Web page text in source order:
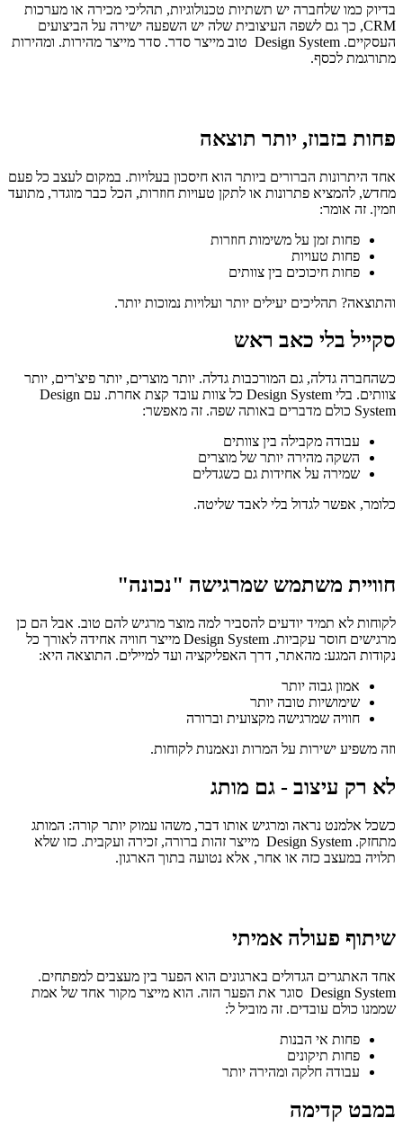
בדיוק כמו שלחברה יש תשתיות טכנולוגיות, תהליכי מכירה או מערכות
CRM, כך גם לשפה העיצובית שלה יש השפעה ישירה על הביצועים
העסקיים. Design System טוב מייצר סדר. סדר מייצר מהירות. ומהירות
מתורגמת לכסף.
פחות בזבוז, יותר תוצאה
אחד היתרונות הברורים ביותר הוא חיסכון בעלויות. במקום לעצב כל פעם
מחדש, להמציא פתרונות או לתקן טעויות חוזרות, הכל כבר מוגדר, מתועד
וזמין. זה אומר:
פחות זמן על משימות חוזרות
פחות טעויות
פחות חיכוכים בין צוותים
והתוצאה? תהליכים יעילים יותר ועלויות נמוכות יותר.
סקייל בלי כאב ראש
כשהחברה גדלה, גם המורכבות גדלה. יותר מוצרים, יותר פיצ'רים, יותר
צוותים. בלי Design System כל צוות עובד קצת אחרת. עם Design
System כולם מדברים באותה שפה. זה מאפשר:
עבודה מקבילה בין צוותים
השקה מהירה יותר של מוצרים
שמירה על אחידות גם כשגדלים
כלומר, אפשר לגדול בלי לאבד שליטה.
חוויית משתמש שמרגישה "נכונה"
לקוחות לא תמיד יודעים להסביר למה מוצר מרגיש להם טוב. אבל הם כן
מרגישים חוסר עקביות. Design System מייצר חוויה אחידה לאורך כל
נקודות המגע: מהאתר, דרך האפליקציה ועד למיילים. התוצאה היא:
אמון גבוה יותר
שימושיות טובה יותר
חוויה שמרגישה מקצועית וברורה
וזה משפיע ישירות על המרות ונאמנות לקוחות.
לא רק עיצוב - גם מותג
כשכל אלמנט נראה ומרגיש אותו דבר, משהו עמוק יותר קורה: המותג
מתחזק. Design System מייצר זהות ברורה, זכירה ועקבית. כזו שלא
תלויה במעצב כזה או אחר, אלא נטועה בתוך הארגון.
שיתוף פעולה אמיתי
אחד האתגרים הגדולים בארגונים הוא הפער בין מעצבים למפתחים.
Design System סוגר את הפער הזה. הוא מייצר מקור אחד של אמת
שממנו כולם עובדים. זה מוביל ל:
פחות אי הבנות
פחות תיקונים
עבודה חלקה ומהירה יותר
במבט קדימה